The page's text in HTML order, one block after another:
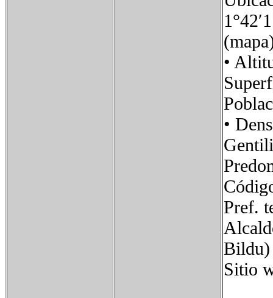
•
•
Bildu)
Sitio